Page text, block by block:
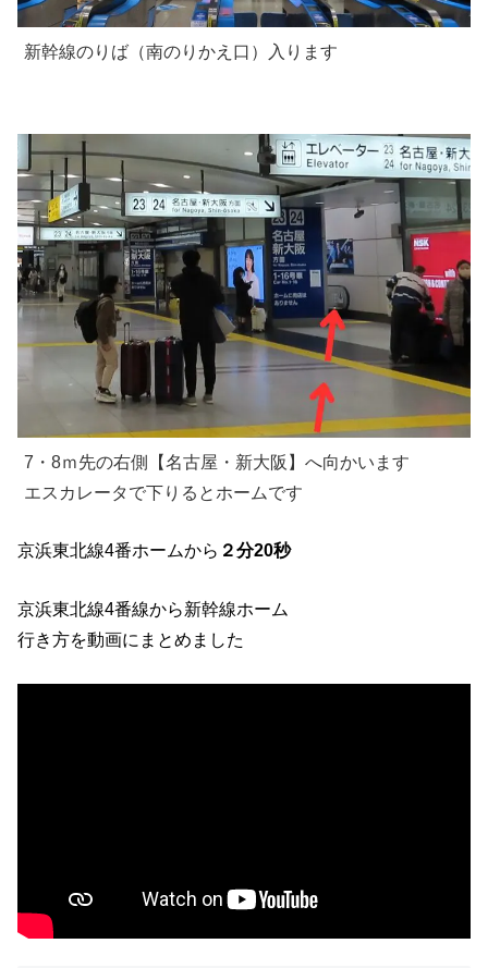
新幹線のりば（南のりかえ口）入ります
7・8ｍ先の右側【名古屋・新大阪】へ向かいます
エスカレータで下りるとホームです
京浜東北線4番ホームから ２分20秒
京浜東北線4番線から新幹線ホーム
行き方を動画にまとめました